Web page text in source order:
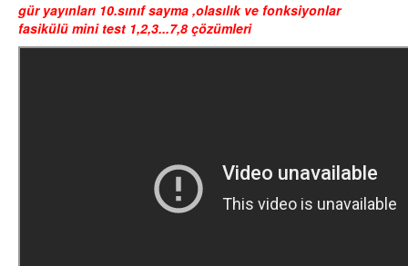
gür yayınları 10.sınıf sayma ,olasılık ve fonksiyonlar
fasikülü mini test 1,2,3...7,8 çözümleri